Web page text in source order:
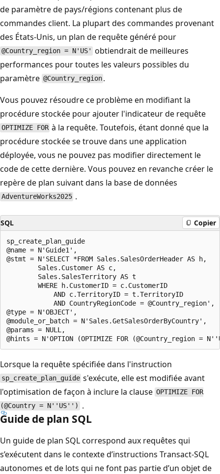
de paramètre de pays/régions contenant plus de
commandes client. La plupart des commandes provenant
des États-Unis, un plan de requête généré pour
@Country_region = N'US' obtiendrait de meilleures
performances pour toutes les valeurs possibles du
paramètre @Country_region .
Vous pouvez résoudre ce problème en modifiant la
procédure stockée pour ajouter l'indicateur de requête
OPTIMIZE FOR à la requête. Toutefois, étant donné que la
procédure stockée se trouve dans une application
déployée, vous ne pouvez pas modifier directement le
code de cette dernière. Vous pouvez en revanche créer le
repère de plan suivant dans la base de données
AdventureWorks2025 .
SQL Copier
sp_create_plan_guide
@name = N'Guide1',
@stmt = N'SELECT *FROM Sales.SalesOrderHeader AS h,
        Sales.Customer AS c,
        Sales.SalesTerritory AS t
        WHERE h.CustomerID = c.CustomerID
            AND c.TerritoryID = t.TerritoryID
AND CountryRegionCode =
@type = N'OBJECT',
@module_or_batch = N'Sales.GetSalesOrderByCountry',
@params = NULL,
Lorsque la requête spécifiée dans l'instruction
sp_create_plan_guide s'exécute, elle est modifiée avant
l'optimisation de façon à inclure la clause OPTIMIZE FOR
(@Country = N''US'')
.
Guide de plan SQL
Un guide de plan SQL correspond aux requêtes qui
s’exécutent dans le contexte d’instructions Transact-SQL
autonomes et de lots qui ne font pas partie d’un objet de